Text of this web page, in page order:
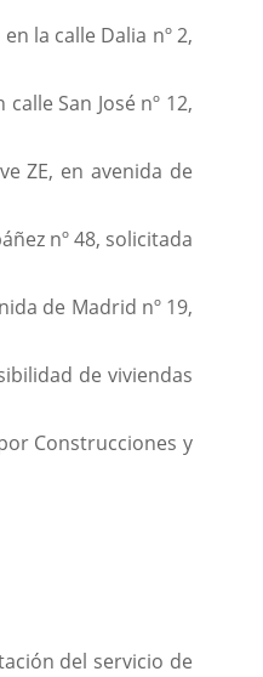
la calle Dalia nº 2,
San José nº 12,
ZE, en avenida de
nº 48, solicitada
de Madrid nº 19,
de viviendas
Construcciones y
del servicio de